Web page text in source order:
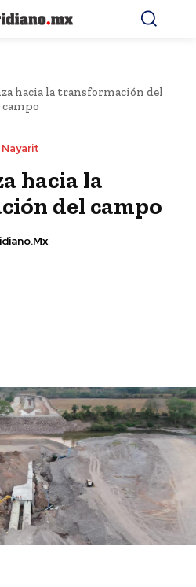
hacia la transformación del
campo
Nayarit
hacia la
del campo